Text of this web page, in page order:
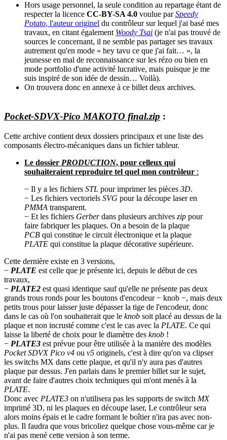
Hors usage personnel, la seule condition au repartage étant de
respecter la licence CC-BY-SA 4.0 voulue parSpeedy
Potato, l'auteur originel du contrôleur sur lequel j'ai basé mes
travaux, en citant également Woody Tsai (je n'ai pas trouvé de
sources le concernant, il ne semble pas partager ses travaux
autrement qu'en mode « hey tavu ce que j'ai fait… », la
jeunesse en mal de reconnaissance sur les rézo ou bien en
mode portfolio d'une activité lucrative, mais puisque je me
suis inspiré de son idée de dessin… Voilà).
On trouvera donc en annexe à ce billet deux archives.
Pocket-SDVX-Pico MAKOTO final.zip :
Cette archive contient deux dossiers principaux et une liste des
composants électro-mécaniques dans un fichier tableur.
Le dossier PRODUCTION, pour celleux qui
souhaiteraient reproduire tel quel mon contrôleur :
− Il y a les fichiers STL pour imprimer les pièces 3D.
− Les fichiers vectoriels SVG pour la découpe laser en
PMMA transparent.
− Et les fichiers Gerberdans plusieurs archives zip pour
faire fabriquer les plaques. On a besoin de la plaque
PCB qui constitue le circuit électronique et la plaque
PLATE qui constitue la plaque décorative supérieure.
Cette dernière existe en 3 versions,
− PLATE est celle que je présente ici, depuis le début de ces
travaux,
− PLATE2 est quasi identique sauf qu'elle ne présente pas deux
grands trous ronds pour les boutons d'encodeur − knob −, mais deux
petits trous pour laisser juste dépasser la tige de l'encodeur, donc
dans le cas où l'on souhaiterait que le knob soit placé au dessus de la
plaque et non incrusté comme c'est le cas avec la PLATE. Ce qui
laisse la liberté de choix pour le diamètre des knob !
− PLATE3 est prévue pour être utilisée à la manière des modèles
Pocket SDVX Pico v4 ou v5 originels, c'est à dire qu'on va clipser
les switchs MX dans cette plaque, et qu'il n'y aura pas d'autres
plaque par dessus. J'en parlais dans le premier billet sur le sujet,
avant de faire d'autres choix techniques qui m'ont menés à la
PLATE.
Donc avec PLATE3 on n'utilisera pas les supports de switch MX
imprimé 3D, ni les plaques en découpe laser, Le contrôleur sera
alors moins épais et le cadre formant le boîtier n'ira pas avec non-
plus. Il faudra que vous bricoliez quelque chose vous-même car je
n'ai pas mené cette version à son terme.